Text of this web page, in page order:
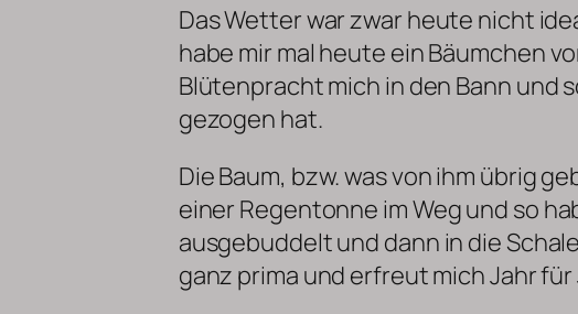
Das Wetter war zwar heute nicht
habe mir mal heute ein Bäumchen
Blütenpracht mich in den Bann und
gezogen hat.
Die Baum, bzw. was von ihm übrig
einer Regentonne im Weg und so
ausgebuddelt und dann in die
ganz prima und erfreut mich Jahr